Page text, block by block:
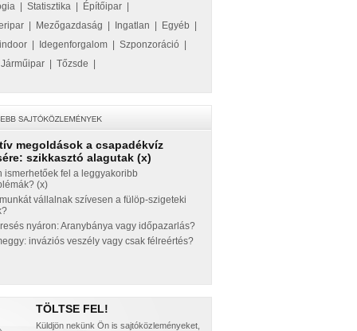
Statisztika Építőipar
Mezőgazdaság Ingatlan Egyéb
Idegenforgalom Szponzoráció
Járműipar Tőzsde
megoldások a csapadékvíz
szikkasztó alagutak (x)
ismerhetőek fel a leggyakoribb
(x)
vállalnak szívesen a fülöp-szigeteki
nyáron: Aranybánya vagy időpazarlás?
inváziós veszély vagy csak félreértés?
TÖLTSE FEL!
Küldjön nekünk Ön is sajtóközleményeket,